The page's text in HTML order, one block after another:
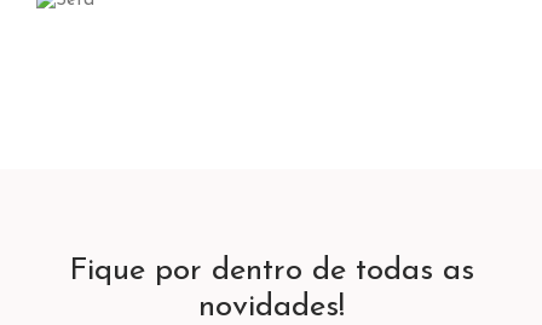
Fique por dentro de todas as
novidades!